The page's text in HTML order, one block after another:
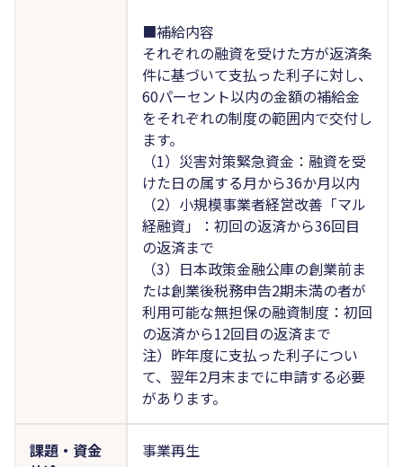
■補給内容
それぞれの融資を受けた方が返済条
件に基づいて支払った利子に対し、
60パーセント以内の金額の補給金
をそれぞれの制度の範囲内で交付し
ます。
（1）災害対策緊急資金：融資を受
けた日の属する月から36か月以内
（2）小規模事業者経営改善「マル
経融資」：初回の返済から36回目
の返済まで
（3）日本政策金融公庫の創業前ま
たは創業後税務申告2期未満の者が
利用可能な無担保の融資制度：初回
の返済から12回目の返済まで
注）昨年度に支払った利子につい
て、翌年2月末までに申請する必要
があります。
課題・資金
事業再生